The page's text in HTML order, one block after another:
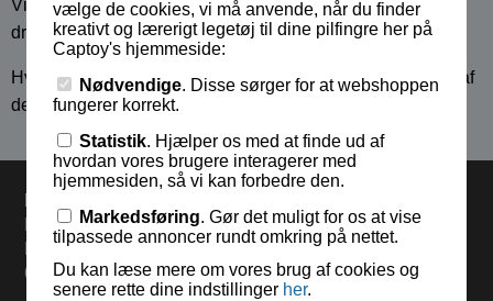
Vi håber du har lyst til at hjælpe os med at realisere vores
drøm.
Hvis du har spørgsmål vedrørende produkterne eller valg af
dem, er du altid velkommen til at kontake os.
Bestil inden kl 13.00 og varerne sendes i dag fredag.
Levering 33,- eller gratis ved køb over 500,-.
60 dages returret.
vælge de cookies, vi må anvende, når du finder
kreativt og lærerigt legetøj til dine pilfingre her på
Captoy's hjemmeside:
Nødvendige. Disse sørger for at webshoppen
fungerer korrekt.
Statistik. Hjælper os med at finde ud af
hvordan vores brugere interagerer med
hjemmesiden, så vi kan forbedre den.
Markedsføring. Gør det muligt for os at vise
tilpassede annoncer rundt omkring på nettet.
Du kan læse mere om vores brug af cookies og
senere rette dine indstillinger her.